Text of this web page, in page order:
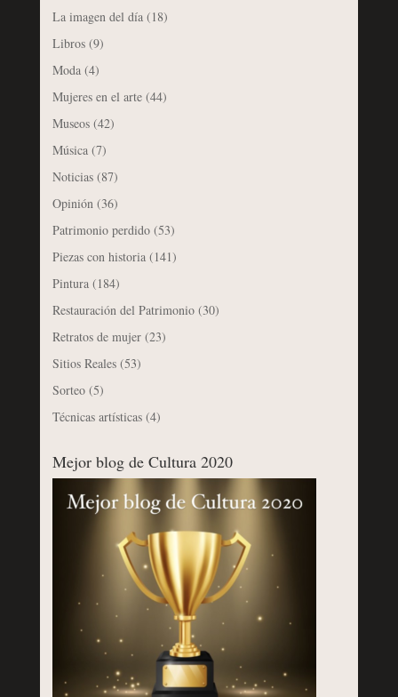
La imagen del día(18)
Libros(9)
Moda(4)
Mujeres en el arte(44)
Museos(42)
Música(7)
Noticias(87)
Opinión(36)
Patrimonio perdido(53)
Piezas con historia(141)
Pintura(184)
Restauración del Patrimonio(30)
Retratos de mujer(23)
Sitios Reales(53)
Sorteo(5)
Técnicas artísticas(4)
Mejor blog de Cultura 2020